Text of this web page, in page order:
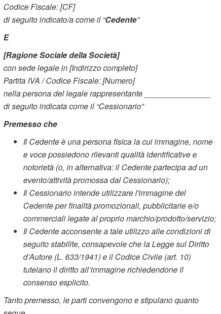
Codice Fiscale: [CF]
di seguito indicato/a come il “Cedente”
E
[Ragione Sociale della Società]
con sede legale in [Indirizzo completo]
Partita IVA / Codice Fiscale: [Numero]
nella persona del legale rappresentante _______________
di seguito indicata come il “Cessionario”
Premesso che
Il Cedente è una persona fisica la cui immagine, nome
e voce possiedono rilevanti qualità identificative e
notorietà (o, in alternativa: il Cedente partecipa ad un
evento/attività promossa dal Cessionario);
Il Cessionario intende utilizzare l'immagine del
Cedente per finalità promozionali, pubblicitarie e/o
commerciali legate al proprio marchio/prodotto/servizio;
Il Cedente acconsente a tale utilizzo alle condizioni di
seguito stabilite, consapevole che la Legge sul Diritto
d’Autore (L. 633/1941) e il Codice Civile (art. 10)
tutelano il diritto all’immagine richiedendone il
consenso esplicito.
Tanto premesso, le parti convengono e stipulano quanto